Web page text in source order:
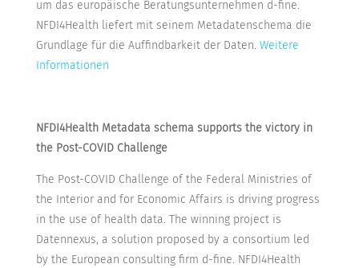
um das europäische Beratungsunternehmen d-fine.
NFDI4Health liefert mit seinem Metadatenschema die
Grundlage für die Auffindbarkeit der Daten. Weitere
Informationen
NFDI4Health Metadata schema supports the victory in
the Post-COVID Challenge
The Post-COVID Challenge of the Federal Ministries of
the Interior and for Economic Affairs is driving progress
in the use of health data. The winning project is
Datennexus, a solution proposed by a consortium led
by the European consulting firm d-fine. NFDI4Health